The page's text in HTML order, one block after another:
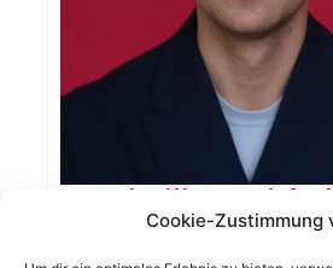
Cookie-Zustimmung
Maximilian